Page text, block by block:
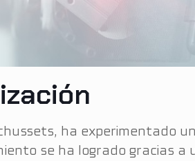
ha experimentado
se ha logrado gracias